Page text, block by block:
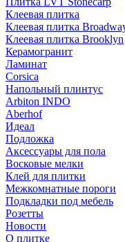
Клеевая плитка
Клеевая плитка
Клеевая плитка Brooklyn
Керамогранит
Ламинат
Corsica
Напольный плинтус
Arbiton INDO
Aberhof
Идеал
Подложка
Аксессуары для пола
Восковые мелки
Клей для плитки
Межкомнатные пороги
Подкладки под мебель
Розетты
Новости
О плитке